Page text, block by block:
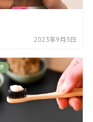
2023年9月3日